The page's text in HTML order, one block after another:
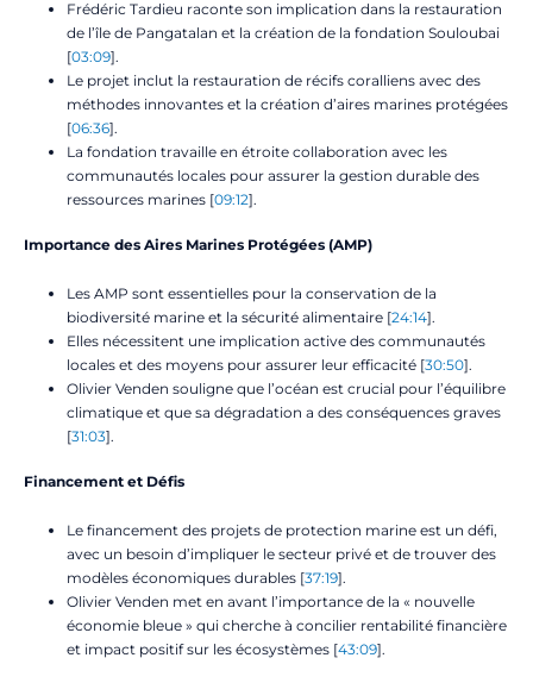
Frédéric Tardieu raconte son implication dans la restauration
de l’île de Pangatalan et la création de la fondation Souloubai
[03:09].
Le projet inclut la restauration de récifs coralliens avec des
méthodes innovantes et la création d’aires marines protégées
[06:36].
La fondation travaille en étroite collaboration avec les
communautés locales pour assurer la gestion durable des
ressources marines [09:12].
Importance des Aires Marines Protégées (AMP)
Les AMP sont essentielles pour la conservation de la
biodiversité marine et la sécurité alimentaire [24:14].
Elles nécessitent une implication active des communautés
locales et des moyens pour assurer leur efficacité [30:50].
Olivier Venden souligne que l’océan est crucial pour l’équilibre
climatique et que sa dégradation a des conséquences graves
[31:03].
Financement et Défis
Le financement des projets de protection marine est un défi,
avec un besoin d’impliquer le secteur privé et de trouver des
modèles économiques durables [37:19].
Olivier Venden met en avant l’importance de la « nouvelle
économie bleue » qui cherche à concilier rentabilité financière
et impact positif sur les écosystèmes [43:09].